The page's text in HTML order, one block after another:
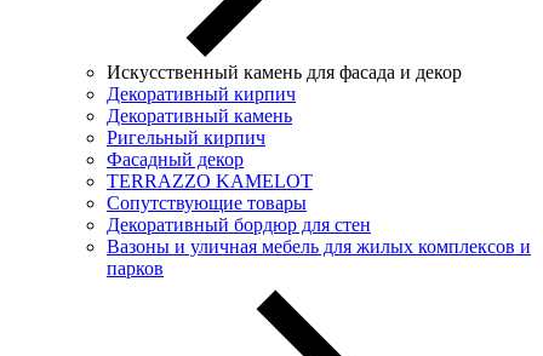
Искусственный камень для фасада и декор
Декоративный кирпич
Декоративный камень
Ригельный кирпич
Фасадный декор
TERRAZZO KAMELOT
Сопутствующие товары
Декоративный бордюр для стен
Вазоны и уличная мебель для жилых комплексов и
парков